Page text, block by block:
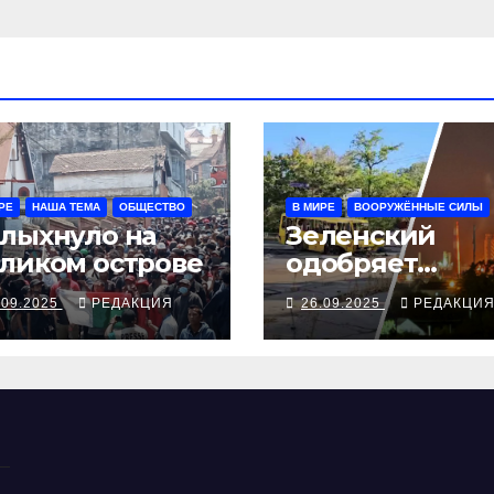
НАША ТЕМА ОБЩЕСТВО
на
острове
РЕДАКЦИЯ
В МИРЕ ВООРУЖЁННЫЕ СИЛЫ
Зеленский
одобряет
выступления
Трампа, ВСУ
закрыли
26.09.2025 РЕДАКЦИЯ